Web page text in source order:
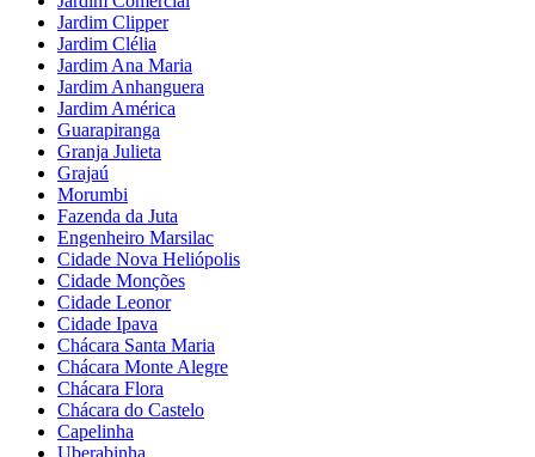
Jardim Clipper
Jardim Clélia
Jardim Ana Maria
Jardim Anhanguera
Jardim América
Guarapiranga
Granja Julieta
Grajaú
Morumbi
Fazenda da Juta
Engenheiro Marsilac
Cidade Nova Heliópolis
Cidade Monções
Cidade Leonor
Cidade Ipava
Chácara Santa Maria
Chácara Monte Alegre
Chácara Flora
Chácara do Castelo
Capelinha
Uberabinha